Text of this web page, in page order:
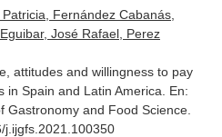
Fernández Cabanás,
José Rafael, Perez
attitudes and willingness to pay
in Spain and Latin America. En:
Gastronomy and Food Science.
j.ijgfs.2021.100350